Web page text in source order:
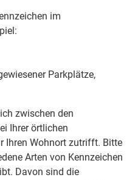
im
Parkplätze,
zwischen den
Ihrer örtlichen
Ihren Wohnort zutrifft. Bitte
Arten von Kennzeichen
Davon sind die